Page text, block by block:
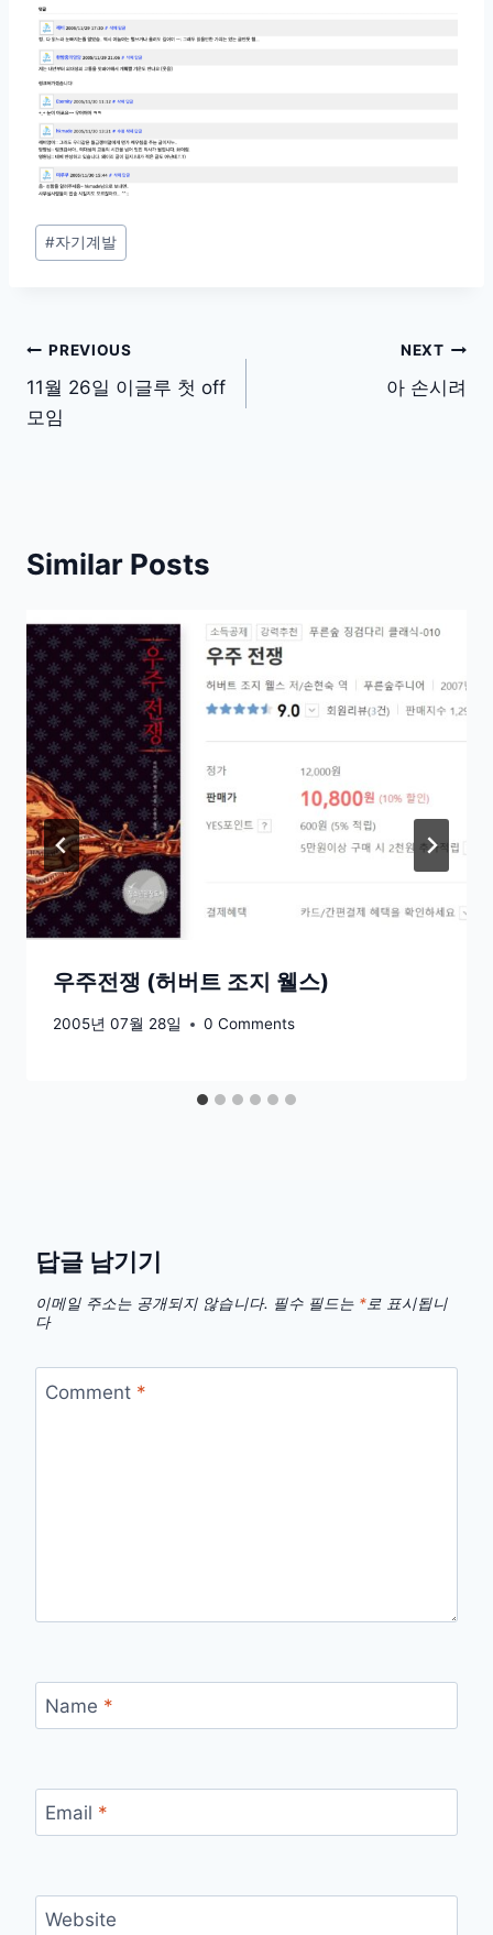
Post
Tags:
#자기계발
글
탐
색
PREVIOUS
11월 26일 이글루 첫 off
모임
NEXT
아 손시려
Similar Posts
우주전쟁 (허버트 조지 웰스)
2005년 07월 28일 0 Comments
답글 남기기
이메일 주소는 공개되지 않습니다. 필수 필드는 *로 표시됩니
다
Comment *
Name *
Email *
Website